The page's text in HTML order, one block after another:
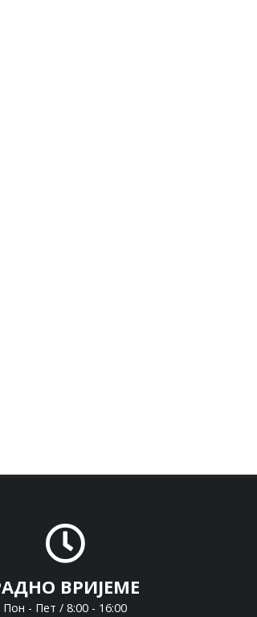
ВРИЈЕМЕ
Пон - Пет / 8:00 - 16:00